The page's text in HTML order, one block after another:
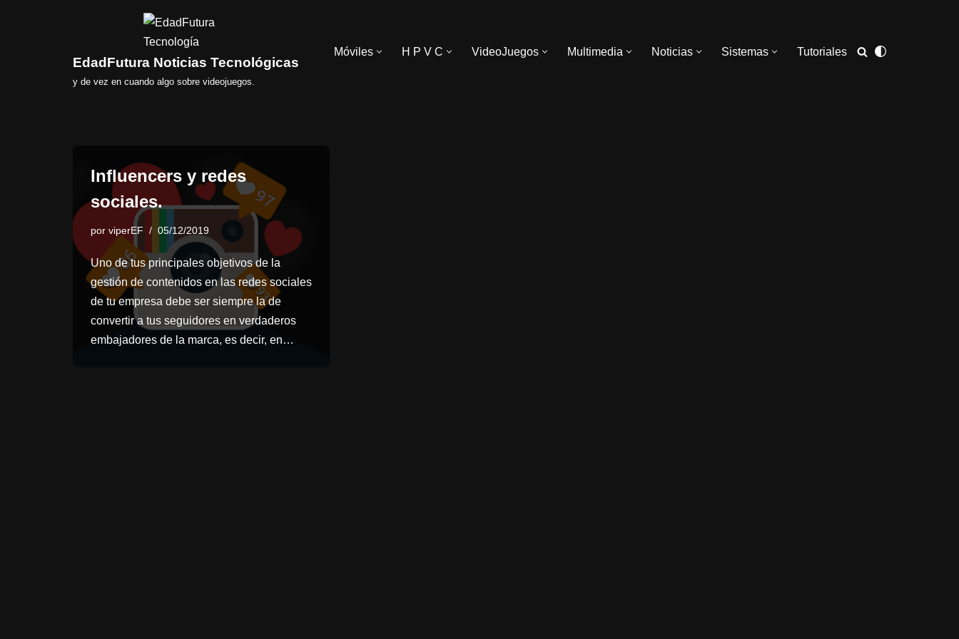
EdadFutura Noticias Tecnológicas
y de vez en cuando algo sobre videojuegos.
Móviles H P V C VideoJuegos Multimedia Noticias Sistemas Tutoriales
Influencers y redes
sociales.
por viperEF 05/12/2019
Uno de tus principales objetivos de la
gestión de contenidos en las redes sociales
de tu empresa debe ser siempre la de
convertir a tus seguidores en verdaderos
embajadores de la marca, es decir, en…